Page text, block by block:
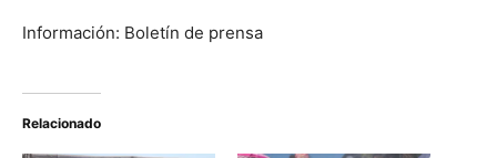
Información: Boletín de prensa
Relacionado